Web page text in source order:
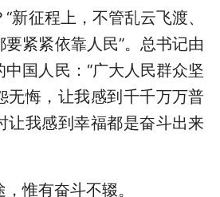
征程上，不管乱云飞渡、
紧紧依靠人民”。总书记由
国人民：“广大人民群众坚
无悔，让我感到千千万万普
让我感到幸福都是奋斗出来
惟有奋斗不辍。